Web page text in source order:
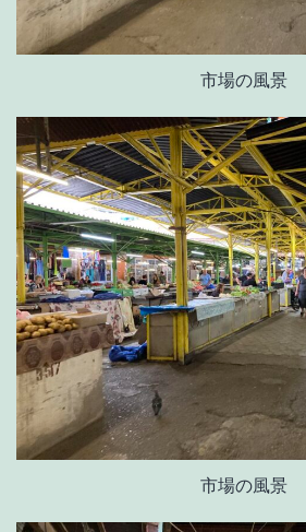
市場の風景
市場の風景